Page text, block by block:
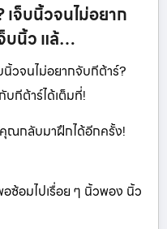
จ็บนิ้วจนไม่อยาก
บนิ้ว แล้…
วจนไม่อยากจับกีต้าร์?
กีต้าร์ได้เต็มที่!
ณกลับมาฝึกได้อีกครั้ง!
ซ้อมไปเรื่อย ๆ นิ้วพอง นิ้ว